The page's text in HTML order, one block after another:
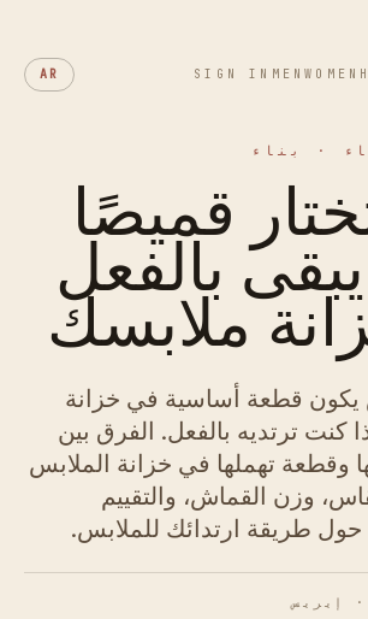
WOMEN
MEN
SIGN IN
AR
· بناء
قميصًا
بالفعل
ملابسك
يكون قطعة أساسية في خزانة
كنت ترتديه بالفعل. الفرق بين
وقطعة تهملها في خزانة الملابس
وزن القماش، والتقييم
طريقة ارتدائك للملابس.
· القميص الأبيض يعمل بشكل أفضل عندما